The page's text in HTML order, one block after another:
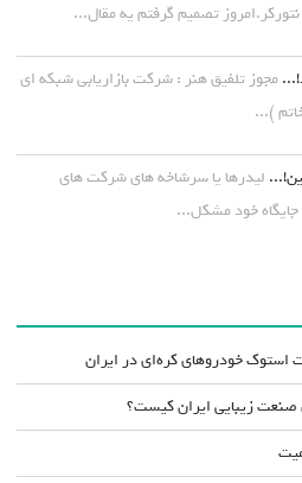
تصمیم گرفتم یه مقال...
مجوز تلفیق هنر : شرکت بازاریابی شبکه ای
)...
لیدرها یا سرشاخه های شرکت های
جایگاه خود مشکل...
استوک خودروهای کره‌ای در ایران
زیبایی ایران کیست؟